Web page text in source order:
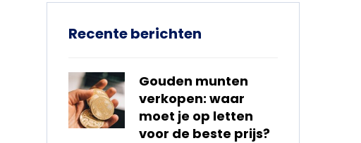
Recente berichten
Gouden munten
verkopen: waar
moet je op letten
voor de beste prijs?